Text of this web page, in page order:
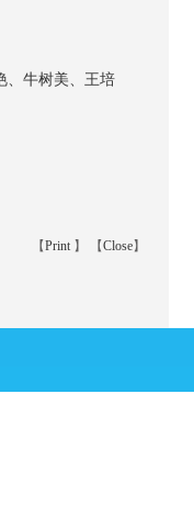
、牛树美、王培
【Print 】 【Close】